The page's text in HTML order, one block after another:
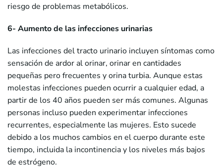
riesgo de problemas metabólicos.
6- Aumento de las infecciones urinarias
Las infecciones del tracto urinario incluyen síntomas como
sensación de ardor al orinar, orinar en cantidades
pequeñas pero frecuentes y orina turbia. Aunque estas
molestas infecciones pueden ocurrir a cualquier edad, a
partir de los 40 años pueden ser más comunes. Algunas
personas incluso pueden experimentar infecciones
recurrentes, especialmente las mujeres. Esto sucede
debido a los muchos cambios en el cuerpo durante este
tiempo, incluida la incontinencia y los niveles más bajos
de estrógeno.